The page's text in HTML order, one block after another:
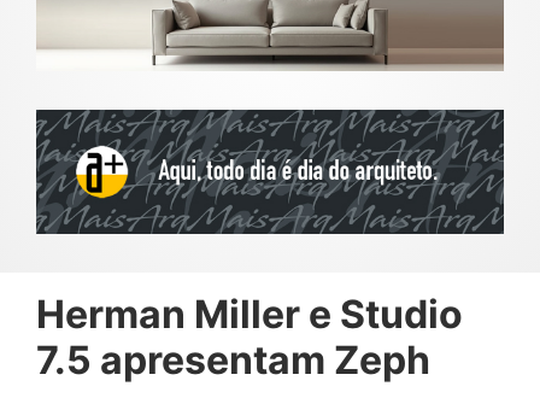
Herman Miller e Studio
7.5 apresentam Zeph